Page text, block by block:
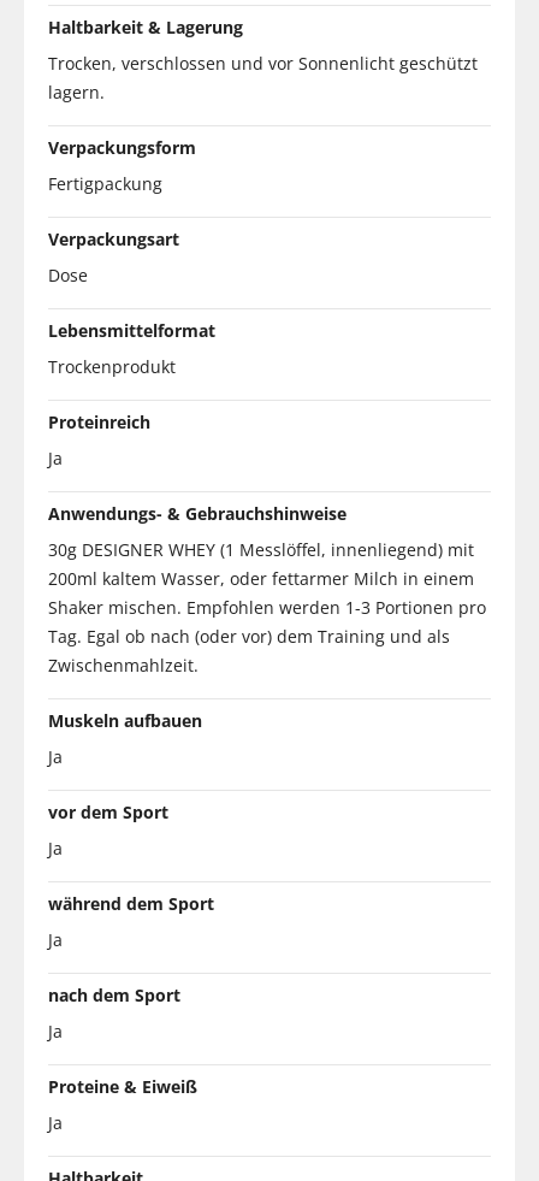
Haltbarkeit & Lagerung
Trocken, verschlossen und vor Sonnenlicht geschützt
lagern.
Verpackungsform
Fertigpackung
Verpackungsart
Dose
Lebensmittelformat
Trockenprodukt
Proteinreich
Ja
Anwendungs- & Gebrauchshinweise
30g DESIGNER WHEY (1 Messlöffel, innenliegend) mit
200ml kaltem Wasser, oder fettarmer Milch in einem
Shaker mischen. Empfohlen werden 1-3 Portionen pro
Tag. Egal ob nach (oder vor) dem Training und als
Zwischenmahlzeit.
Muskeln aufbauen
Ja
vor dem Sport
Ja
während dem Sport
Ja
nach dem Sport
Ja
Proteine & Eiweiß
Ja